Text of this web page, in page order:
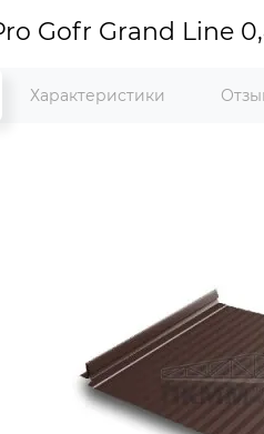
Gofr Grand Line
Характеристики